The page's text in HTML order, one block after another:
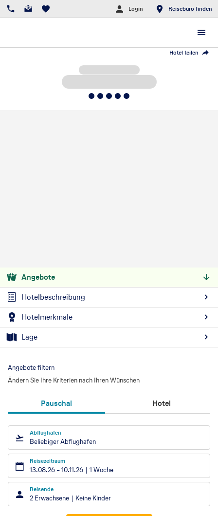
Login Reisebüro finden
Hotel teilen
5
Angebote
Hotelbeschreibung
Hotelmerkmale
Lage
Angebote filtern
Ändern Sie Ihre Kriterien nach Ihren Wünschen
Pauschal Hotel
Abflughafen
Beliebiger Abflughafen
Reisezeitraum
13.08.26 –10.11.26 1 Woche
Reisende
2 Erwachsene Keine Kinder